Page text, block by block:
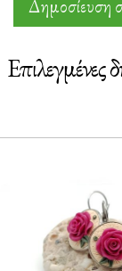
Επιλεγμένες